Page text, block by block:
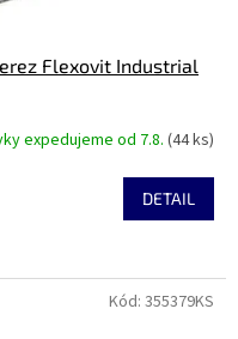
Flexovit Industrial
expedujeme od 7.8. (44 ks)
DETAIL
Kód: 355379KS